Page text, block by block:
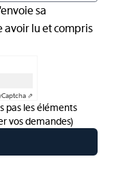
sa
avoir lu et compris
Captcha ⇗
pas les éléments
vos demandes)